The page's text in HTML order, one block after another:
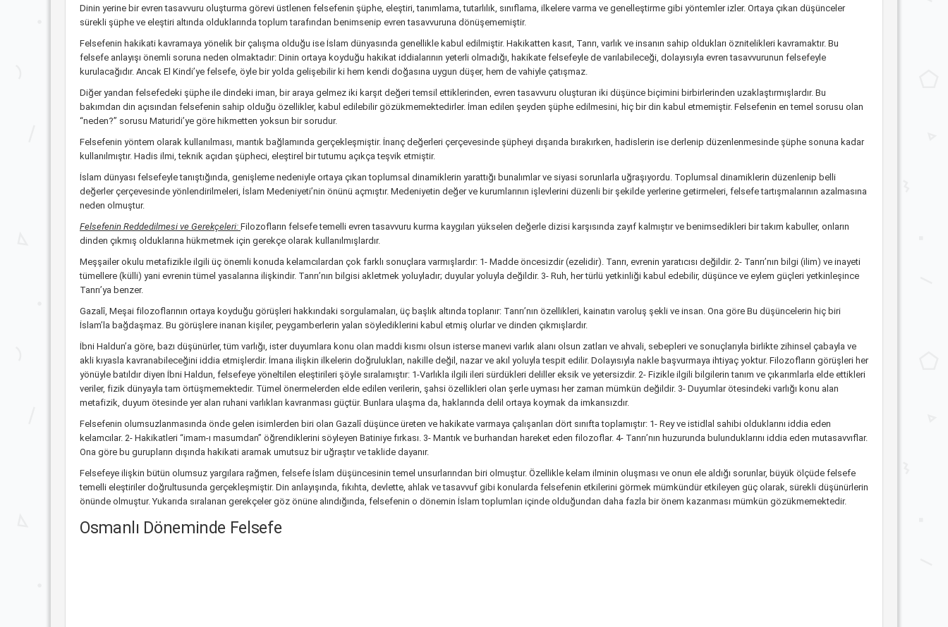
Dinin yerine bir evren tasavvuru oluşturma görevi üstlenen felsefenin şüphe, eleştiri, tanımlama, tutarlılık, sınıflama, ilkelere varma ve genelleştirme gibi yöntemler izler. Ortaya çıkan düşünceler
sürekli şüphe ve eleştiri altında olduklarında toplum tarafından benimsenip evren tasavvuruna dönüşememiştir.
Felsefenin hakikati kavramaya yönelik bir çalışma olduğu ise İslam dünyasında genellikle kabul edilmiştir. Hakikatten kasıt, Tanrı, varlık ve insanın sahip oldukları öznitelikleri kavramaktır. Bu
felsefe anlayışı önemli soruna neden olmaktadır: Dinin ortaya koyduğu hakikat iddialarının yeterli olmadığı, hakikate felsefeyle de varılabileceği, dolayısıyla evren tasavvurunun felsefeyle
kurulacağıdır. Ancak El Kindi’ye felsefe, öyle bir yolda gelişebilir ki hem kendi doğasına uygun düşer, hem de vahiyle çatışmaz.
Diğer yandan felsefedeki şüphe ile dindeki iman, bir araya gelmez iki karşıt değeri temsil ettiklerinden, evren tasavvuru oluşturan iki düşünce biçimini birbirlerinden uzaklaştırmışlardır. Bu
bakımdan din açısından felsefenin sahip olduğu özellikler, kabul edilebilir gözükmemektedirler. İman edilen şeyden şüphe edilmesini, hiç bir din kabul etmemiştir. Felsefenin en temel sorusu olan
“neden?” sorusu Maturidi’ye göre hikmetten yoksun bir sorudur.
Felsefenin yöntem olarak kullanılması, mantık bağlamında gerçekleşmiştir. İnanç değerleri çerçevesinde şüpheyi dışarıda bırakırken, hadislerin ise derlenip düzenlenmesinde şüphe sonuna kadar
kullanılmıştır. Hadis ilmi, teknik açıdan şüpheci, eleştirel bir tutumu açıkça teşvik etmiştir.
İslam dünyası felsefeyle tanıştığında, genişleme nedeniyle ortaya çıkan toplumsal dinamiklerin yarattığı bunalımlar ve siyasi sorunlarla uğraşıyordu. Toplumsal dinamiklerin düzenlenip belli
değerler çerçevesinde yönlendirilmeleri, İslam Medeniyeti’nin önünü açmıştır. Medeniyetin değer ve kurumlarının işlevlerini düzenli bir şekilde yerlerine getirmeleri, felsefe tartışmalarının azalmasına
neden olmuştur.
Felsefenin Reddedilmesi ve Gerekçeleri: Filozofların felsefe temelli evren tasavvuru kurma kaygıları yükselen değerle dizisi karşısında zayıf kalmıştır ve benimsedikleri bir takım kabuller, onların
dinden çıkmış olduklarına hükmetmek için gerekçe olarak kullanılmışlardır.
Meşşailer okulu metafizikle ilgili üç önemli konuda kelamcılardan çok farklı sonuçlara varmışlardır: 1- Madde öncesizdir (ezelidir). Tanrı, evrenin yaratıcısı değildir. 2- Tanrı’nın bilgi (ilim) ve inayeti
tümellere (külli) yani evrenin tümel yasalarına ilişkindir. Tanrı’nın bilgisi akletmek yoluyladır; duyular yoluyla değildir. 3- Ruh, her türlü yetkinliği kabul edebilir, düşünce ve eylem güçleri yetkinleşince
Tanrı’ya benzer.
Gazalî, Meşai filozoflarının ortaya koyduğu görüşleri hakkındaki sorgulamaları, üç başlık altında toplanır: Tanrı’nın özellikleri, kainatın varoluş şekli ve insan. Ona göre Bu düşüncelerin hiç biri
İslam’la bağdaşmaz. Bu görüşlere inanan kişiler, peygamberlerin yalan söylediklerini kabul etmiş olurlar ve dinden çıkmışlardır.
İbni Haldun’a göre, bazı düşünürler, tüm varlığı, ister duyumlara konu olan maddi kısmı olsun isterse manevi varlık alanı olsun zatları ve ahvali, sebepleri ve sonuçlarıyla birlikte zihinsel çabayla ve
akli kıyasla kavranabileceğini iddia etmişlerdir. İmana ilişkin ilkelerin doğrulukları, nakille değil, nazar ve akıl yoluyla tespit edilir. Dolayısıyla nakle başvurmaya ihtiyaç yoktur. Filozofların görüşleri her
yönüyle batıldır diyen İbni Haldun, felsefeye yöneltilen eleştirileri şöyle sıralamıştır: 1-Varlıkla ilgili ileri sürdükleri deliller eksik ve yetersizdir. 2- Fizikle ilgili bilgilerin tanım ve çıkarımlarla elde ettikleri
veriler, fizik dünyayla tam örtüşmemektedir. Tümel önermelerden elde edilen verilerin, şahsi özellikleri olan şerle uyması her zaman mümkün değildir. 3- Duyumlar ötesindeki varlığı konu alan
metafizik, duyum ötesinde yer alan ruhani varlıkları kavranması güçtür. Bunlara ulaşma da, haklarında delil ortaya koymak da imkansızdır.
Felsefenin olumsuzlanmasında önde gelen isimlerden biri olan Gazalî düşünce üreten ve hakikate varmaya çalışanları dört sınıfta toplamıştır: 1- Rey ve istidlal sahibi olduklarını iddia eden
kelamcılar. 2- Hakikatleri “imam-ı masumdan” öğrendiklerini söyleyen Batiniye fırkası. 3- Mantık ve burhandan hareket eden filozoflar. 4- Tanrı’nın huzurunda bulunduklarını iddia eden mutasavvıflar.
Ona göre bu gurupların dışında hakikati aramak umutsuz bir uğraştır ve taklide dayanır.
Felsefeye ilişkin bütün olumsuz yargılara rağmen, felsefe İslam düşüncesinin temel unsurlarından biri olmuştur. Özellikle kelam ilminin oluşması ve onun ele aldığı sorunlar, büyük ölçüde felsefe
temelli eleştiriler doğrultusunda gerçekleşmiştir. Din anlayışında, fıkıhta, devlette, ahlak ve tasavvuf gibi konularda felsefenin etkilerini görmek mümkündür etkileyen güç olarak, sürekli düşünürlerin
önünde olmuştur. Yukarıda sıralanan gerekçeler göz önüne alındığında, felsefenin o dönemin İslam toplumları içinde olduğundan daha fazla bir önem kazanması mümkün gözükmemektedir.
Osmanlı Döneminde Felsefe